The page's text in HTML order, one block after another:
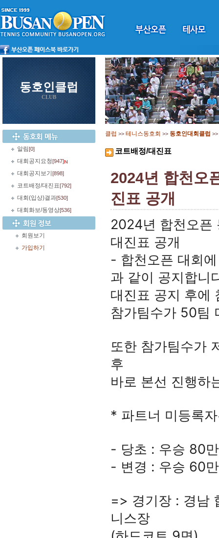
동호인클럽
CLUB
알림[0]
대회공지요청[947]
대회공지보기 [898]
코트배정/대진표[792]
대회(입상)결과[530]
대회화보/동영상[536]
회원보기
가입하기
클럽 >> 테니스동호회 >> 동호인대회클럽 >>
코트배정/대진표
2024년 합천오
진표 공개
2024년 합천오픈
대진표 공개
- 합천오픈 대회
과 같이 공지합니
대진표 공지 후에
참가팀수가 50팀
또한 참가팀수가
후
바로 본선 진행하
* 파트너 미등록
- 당초 : 우승 80
- 변경 : 우승 60
=> 경기장 : 경남
니스장